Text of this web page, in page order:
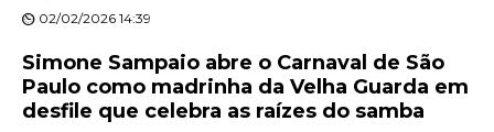
02/02/2026 14:39
Simone Sampaio abre o Carnaval de São
Paulo como madrinha da Velha Guarda em
desfile que celebra as raízes do samba